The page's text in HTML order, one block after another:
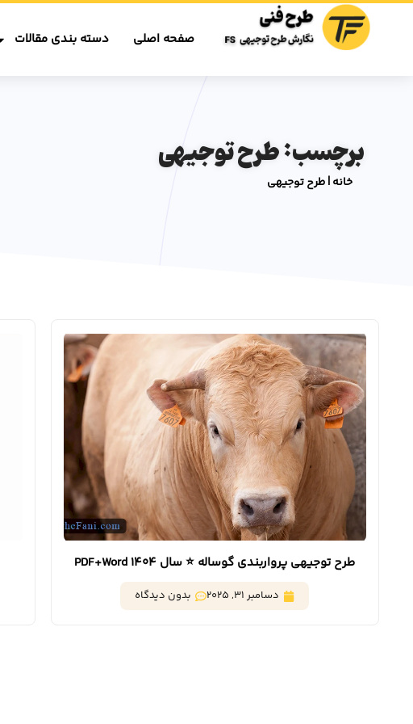
صفحه اصلی دسته بندی مقالات
برچسب: طرح توجیهی
خانه|طرح توجیهی
طرح توجیهی پرواربندی گوساله ⭐️ سال 1404 PDF+Word
دسامبر 31, 2025 بدون دیدگاه